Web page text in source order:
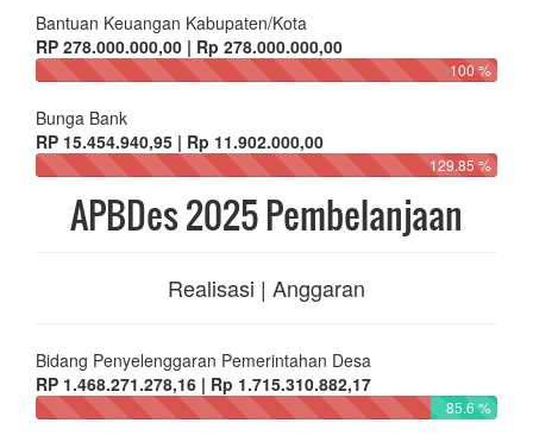
Bantuan Keuangan Kabupaten/Kota
RP 278.000.000,00 | Rp 278.000.000,00
100 %
Bunga Bank
RP 15.454.940,95 | Rp 11.902.000,00
129.85 %
APBDes 2025 Pembelanjaan
Realisasi | Anggaran
Bidang Penyelenggaran Pemerintahan Desa
RP 1.468.271.278,16 | Rp 1.715.310.882,17
85.6 %